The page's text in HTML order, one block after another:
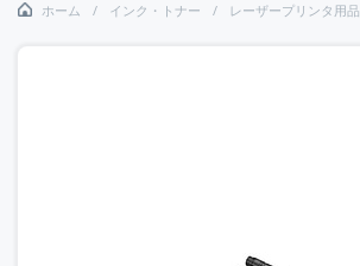
ホーム インク・トナー レーザープリンタ用品